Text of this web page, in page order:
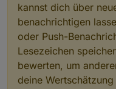
kannst dich über
benachrichtigen
oder Push-
Lesezeichen
bewerten, um
deine